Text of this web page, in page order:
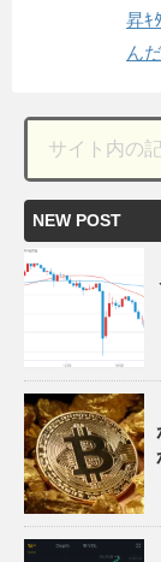
昇
ん
NEW POST